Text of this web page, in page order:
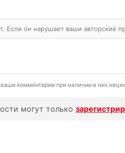
Если он нарушает ваши авторские
комментарии при наличии в них
могут только